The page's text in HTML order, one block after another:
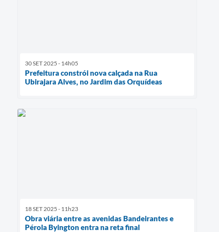
30 SET 2025 - 14h05
Prefeitura constrói nova calçada na Rua
Ubirajara Alves, no Jardim das Orquídeas
18 SET 2025 - 11h23
Obra viária entre as avenidas Bandeirantes e
Pérola Byington entra na reta final